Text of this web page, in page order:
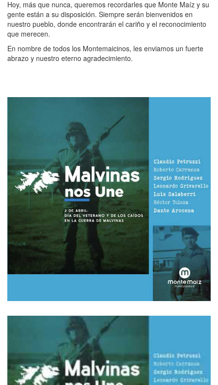
Hoy, más que nunca, queremos recordarles que Monte Maíz y su
gente están a su disposición. Siempre serán bienvenidos en
nuestro pueblo, donde encontrarán el cariño y el reconocimiento
que merecen.
En nombre de todos los Montemaicinos, les enviamos un fuerte
abrazo y nuestro eterno agradecimiento.